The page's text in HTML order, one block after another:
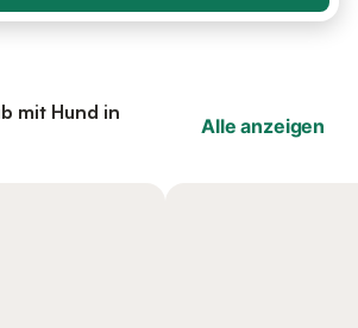
mit Hund in
Alle anzeigen